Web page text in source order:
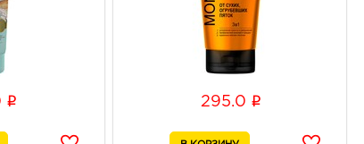
i 295.0 i